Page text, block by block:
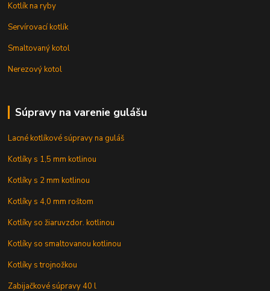
Kotlík na ryby
Servírovací kotlík
Smaltovaný kotol
Nerezový kotol
Súpravy na varenie gulášu
Lacné kotlíkové súpravy na guláš
Kotlíky s 1,5 mm kotlinou
Kotlíky s 2 mm kotlinou
Kotlíky s 4,0 mm roštom
Kotlíky so žiaruvzdor. kotlinou
Kotlíky so smaltovanou kotlinou
Kotlíky s trojnožkou
Zabijačkové súpravy 40 l